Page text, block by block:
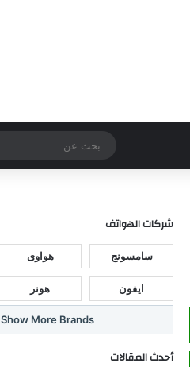
شركات الهواتف
سامسونج هواوى
ايفون هونر
Show More Brands
أحدث المقالات